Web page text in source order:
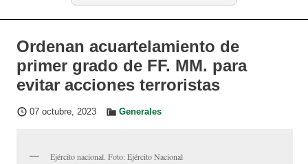
Ordenan acuartelamiento de
primer grado de FF. MM. para
evitar acciones terroristas
07 octubre, 2023 Generales
Ejército nacional. Foto: Ejército Nacional